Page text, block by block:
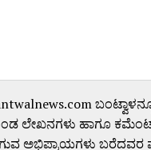
ಲೇಖನಗಳು ಹಾಗೂ
ಅಭಿಪ್ರಾಯಗಳು ಬರೆದವರ